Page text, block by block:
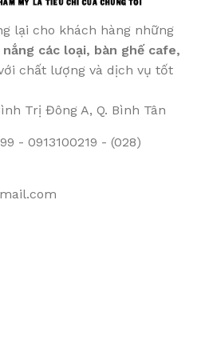
lại cho khách hàng những
nắng các loại, bàn ghế cafe,
chất lượng và dịch vụ tốt
Trị Đông A, Q. Bình Tân
- 0913100219 - (028)